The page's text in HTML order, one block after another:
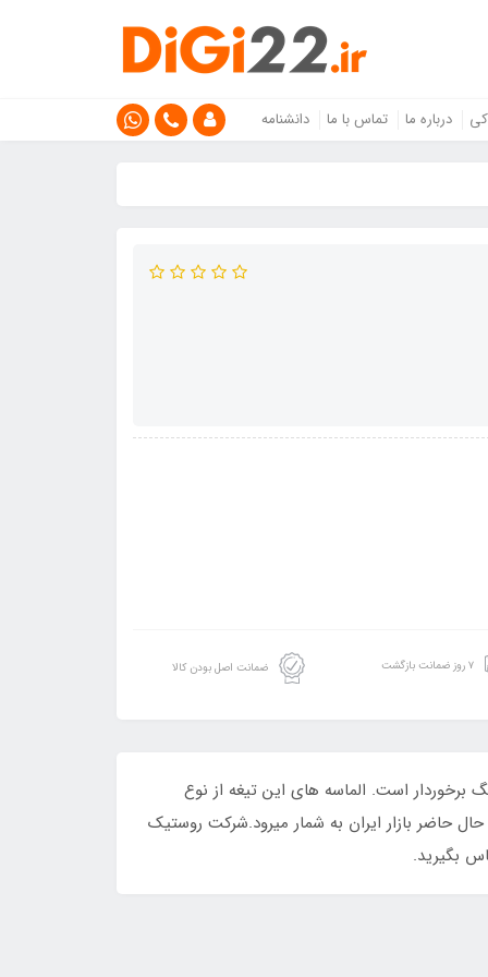
درباره ما تماس با ما دانشنامه
۷ روز ضمانت بازگشت ضمانت اصل بودن کالا
برخوردار است. الماسه های این تیغه از نوع
مدرن جوش داده شده. تیغه از نوع آلیاژی آبکاری شده میباشد و با کیفیت ترین تیغه 32 دندانه حال حاضر بازار ایران به شمار میرود.شرکت روستیک
بگیرید.